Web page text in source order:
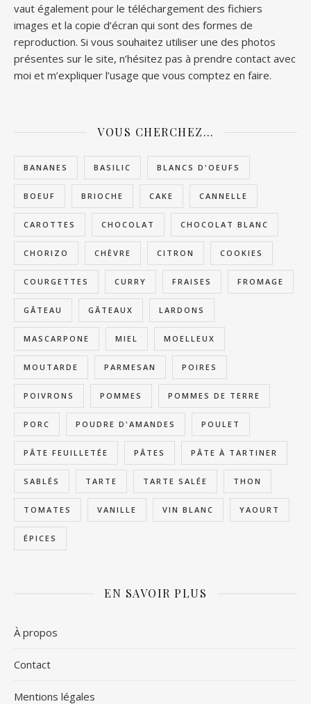
vaut également pour le téléchargement des fichiers
images et la copie d’écran qui sont des formes de
reproduction. Si vous souhaitez utiliser une des photos
présentes sur le site, n’hésitez pas à prendre contact avec
moi et m’expliquer l’usage que vous comptez en faire.
VOUS CHERCHEZ…
BANANES BASILIC BLANCS D'OEUFS
BOEUF BRIOCHE CAKE CANNELLE
CAROTTES CHOCOLAT CHOCOLAT BLANC
CHORIZO CHÈVRE CITRON COOKIES
COURGETTES CURRY FRAISES FROMAGE
GÂTEAU GÂTEAUX LARDONS
MASCARPONE MIEL MOELLEUX
MOUTARDE PARMESAN POIRES
POIVRONS POMMES POMMES DE TERRE
PORC POUDRE D'AMANDES POULET
PÂTE FEUILLETÉE PÂTES PÂTE À TARTINER
SABLÉS TARTE TARTE SALÉE THON
TOMATES VANILLE VIN BLANC YAOURT
ÉPICES
EN SAVOIR PLUS
À propos
Contact
Mentions légales